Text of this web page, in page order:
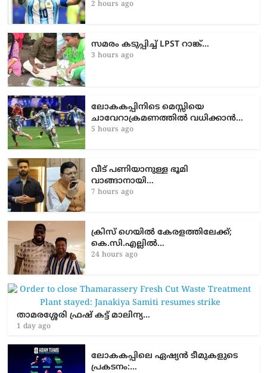
2 hours ago
സമരം കടുപ്പിച്ച് LPST റാങ്ക്…
3 hours ago
ലോകകപ്പിനിടെ മെസ്സിയെ
ചാവേറാക്രമണത്തിൽ വധിക്കാൻ…
5 hours ago
വീട് പണിയാനുള്ള ഭൂമി
വാങ്ങാനായി…
7 hours ago
ക്രിസ് ഗെയിൽ കേരളത്തിലേക്ക്;
കെ.സി.എല്ലിൽ…
24 hours ago
താമരശ്ശേരി ഫ്രഷ് കട്ട് മാലിന്യ…
1 day ago
ലോകകപ്പിലെ ഏഷ്യന്‍ ടീമുകളുടെ
പ്രകടനം:…